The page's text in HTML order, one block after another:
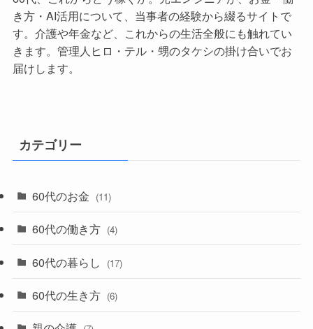
き方・AI活用について、当事者の経験から綴るサイトで
す。介護や年金など、これからの生活全般にも触れてい
きます。管理人ヒロ・テル・甥のタケシの掛け合いでお
届けします。
カテゴリー
60代のお金 (11)
60代の働き方 (4)
60代の暮らし (17)
60代の生き方 (6)